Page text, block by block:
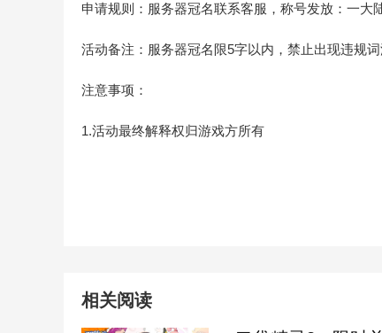
申请规则：服务器冠名联系客服，称号发放：一大
活动备注：服务器冠名限5字以内，禁止出现违规词
注意事项：
1.活动最终解释权归游戏方所有
相关阅读